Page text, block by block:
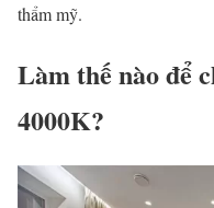
thẩm mỹ.
Làm thế nào để
4000K?